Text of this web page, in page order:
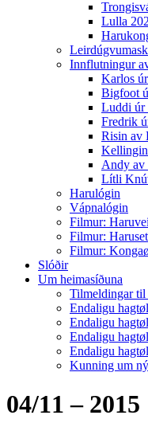
Lulla
Innflutningur
Karlos
Bigfoot
Luddi úr
Fredrik
Risin av
Andy av
Lítli
Harulógin
Vápnalógin
Filmur:
Filmur:
Filmur:
Slóðir
Um heimasíðuna
Tilmeldingar til
Endaligu
Endaligu
Endaligu
Endaligu
Kunning um
04/11 – 2015